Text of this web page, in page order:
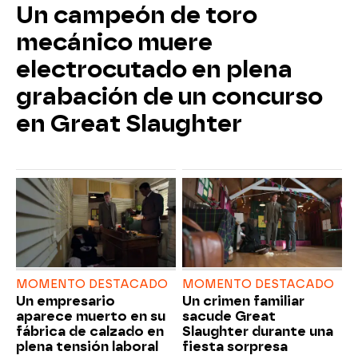
Un campeón de toro
mecánico muere
electrocutado en plena
grabación de un concurso
en Great Slaughter
MOMENTO DESTACADO
Un empresario
aparece muerto en su
fábrica de calzado en
plena tensión laboral
MOMENTO DESTACADO
Un crimen familiar
sacude Great
Slaughter durante una
fiesta sorpresa